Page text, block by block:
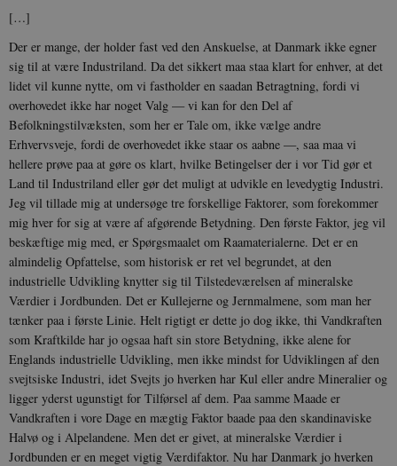
[…]
Der er mange, der holder fast ved den Anskuelse, at Danmark ikke egner
sig til at være Industriland. Da det sikkert maa staa klart for enhver, at det
lidet vil kunne nytte, om vi fastholder en saadan Betragtning, fordi vi
overhovedet ikke har noget Valg — vi kan for den Del af
Befolkningstilvæksten, som her er Tale om, ikke vælge andre
Erhvervsveje, fordi de overhovedet ikke staar os aabne —, saa maa vi
hellere prøve paa at gøre os klart, hvilke Betingelser der i vor Tid gør et
Land til Industriland eller gør det muligt at udvikle en levedygtig Industri.
Jeg vil tillade mig at undersøge tre forskellige Faktorer, som forekommer
mig hver for sig at være af afgørende Betydning. Den første Faktor, jeg vil
beskæftige mig med, er Spørgsmaalet om Raamaterialerne. Det er en
almindelig Opfattelse, som historisk er ret vel begrundet, at den
industrielle Udvikling knytter sig til Tilstedeværelsen af mineralske
Værdier i Jordbunden. Det er Kullejerne og Jernmalmene, som man her
tænker paa i første Linie. Helt rigtigt er dette jo dog ikke, thi Vandkraften
som Kraftkilde har jo ogsaa haft sin store Betydning, ikke alene for
Englands industrielle Udvikling, men ikke mindst for Udviklingen af den
svejtsiske Industri, idet Svejts jo hverken har Kul eller andre Mineralier og
ligger yderst ugunstigt for Tilførsel af dem. Paa samme Maade er
Vandkraften i vore Dage en mægtig Faktor baade paa den skandinaviske
Halvø og i Alpelandene. Men det er givet, at mineralske Værdier i
Jordbunden er en meget vigtig Værdifaktor. Nu har Danmark jo hverken